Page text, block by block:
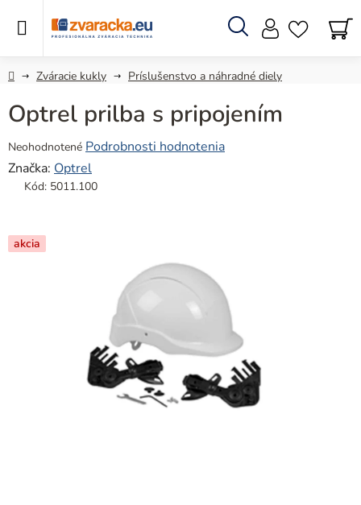
Hľadať
DomovZváracie kukly Príslušenstvo a náhradné diely
Optrel prilba s pripojením
Priemerné
hodnotenie
produktu
z
5
Neohodnotené Podrobnosti hodnotenia
Značka: Optrel
Kód: 5011.100
akcia